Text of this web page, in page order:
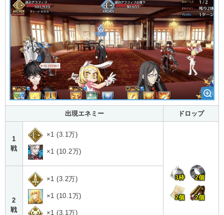
出現エネミー ドロップ
1
戦
×1 (3.1万)
×1 (10.2万)
3枠 2個
2個 2個
2
戦
×1 (3.2万)
×1 (10.1万)
×1 (3.1万)